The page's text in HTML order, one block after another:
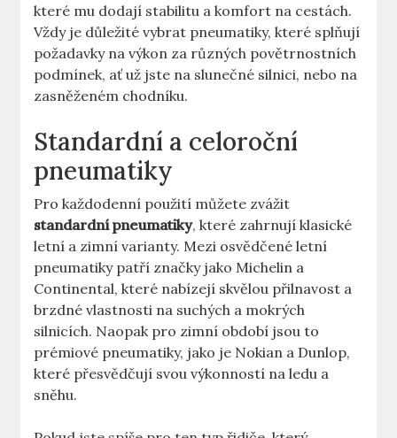
které mu dodají stabilitu a komfort na cestách.
Vždy je důležité vybrat pneumatiky, které splňují
požadavky na výkon za různých povětrnostních
podmínek, ať už jste na slunečné silnici, nebo na
zasněženém chodníku.
Standardní a celoroční
pneumatiky
Pro každodenní použití můžete zvážit
standardní pneumatiky, které zahrnují klasické
letní a zimní varianty. Mezi osvědčené letní
pneumatiky patří značky jako Michelin a
Continental, které nabízejí skvělou přilnavost a
brzdné vlastnosti na suchých a mokrých
silnicích. Naopak pro zimní období jsou to
prémiové pneumatiky, jako je Nokian a Dunlop,
které přesvědčují svou výkonností na ledu a
sněhu.